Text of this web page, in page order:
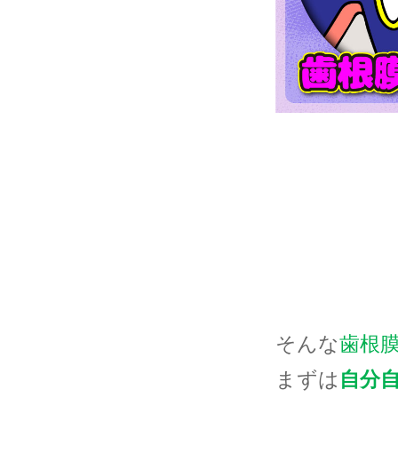
そんな歯根
まずは 自分